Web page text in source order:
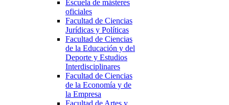
Escuela de másteres
oficiales
Facultad de Ciencias
Jurídicas y Políticas
Facultad de Ciencias
de la Educación y del
Deporte y Estudios
Interdisciplinares
Facultad de Ciencias
de la Economía y de
la Empresa
Facultad de Artes y